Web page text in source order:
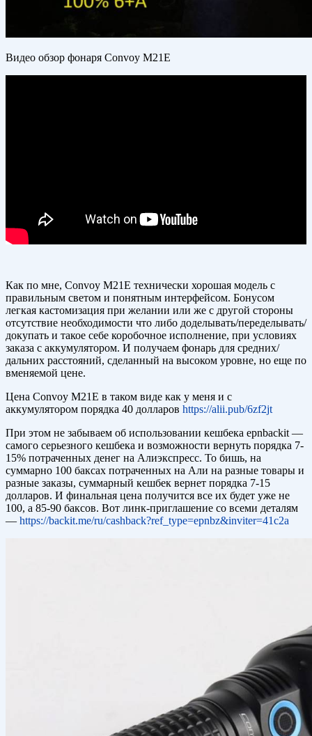
Видео обзор фонаря Convoy M21E
Как по мне, Convoy M21E технически хорошая модель с
правильным светом и понятным интерфейсом. Бонусом
легкая кастомизация при желании или же с другой стороны
отсутствие необходимости что либо доделывать/переделывать/
докупать и такое себе коробочное исполнение, при условиях
заказа с аккумулятором. И получаем фонарь для средних/
дальних расстояний, сделанный на высоком уровне, но еще по
вменяемой цене.
Цена Convoy M21E в таком виде как у меня и с
аккумулятором порядка 40 долларов https://alii.pub/6zf2jt
При этом не забываем об использовании кешбека epnbackit —
самого серьезного кешбека и возможности вернуть порядка 7-
15% потраченных денег на Алиэкспресс. То бишь, на
суммарно 100 баксах потраченных на Али на разные товары и
разные заказы, суммарный кешбек вернет порядка 7-15
долларов. И финальная цена получится все их будет уже не
100, а 85-90 баксов. Вот линк-приглашение со всеми деталям
— https://backit.me/ru/cashback?ref_type=epnbz&inviter=41c2a